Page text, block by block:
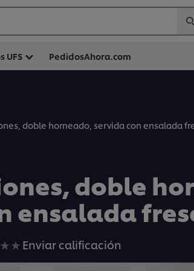
UFS PedidosAhora.com
doble horneado, servida con ensalada
doble
ensalada
No
se
Enviar calificación